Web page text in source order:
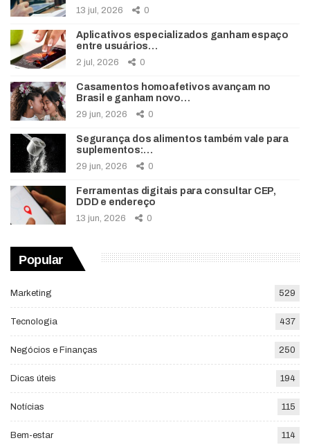
13 jul, 2026 0
Aplicativos especializados ganham espaço
entre usuários…
2 jul, 2026 0
Casamentos homoafetivos avançam no
Brasil e ganham novo…
29 jun, 2026 0
Segurança dos alimentos também vale para
suplementos:…
29 jun, 2026 0
Ferramentas digitais para consultar CEP,
DDD e endereço
13 jun, 2026 0
Popular
Marketing 529
Tecnologia 437
Negócios e Finanças 250
Dicas úteis 194
Notícias 115
Bem-estar 114